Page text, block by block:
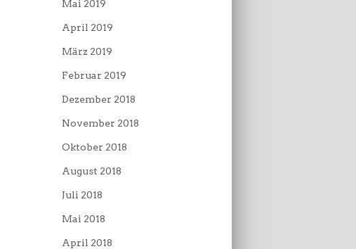
Mai 2019
April 2019
März 2019
Februar 2019
Dezember 2018
November 2018
Oktober 2018
August 2018
Juli 2018
Mai 2018
April 2018